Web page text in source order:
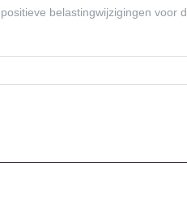
positieve belastingwijzigingen voor